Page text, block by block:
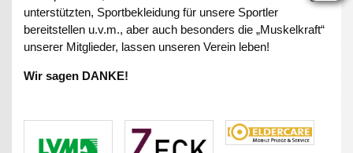
unterstützten, Sportbekleidung für unsere Sportler
bereitstellen u.v.m., aber auch besonders die „Muskelkraft“
unserer Mitglieder, lassen unseren Verein leben!
Wir sagen DANKE!